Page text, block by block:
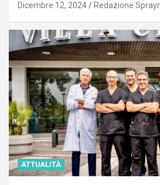
Dicembre 12, 2024 Redazione
ATTUALITÀ